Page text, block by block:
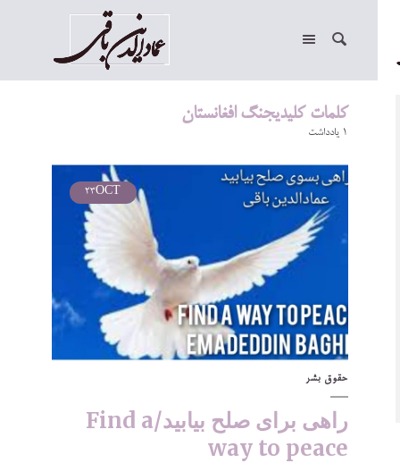
کلمات کلیدیجنگ افغانستان
1 یادداشت
OCT
23
حقوق بشر
راهی برای صلح بیابید/Find a
way to peace